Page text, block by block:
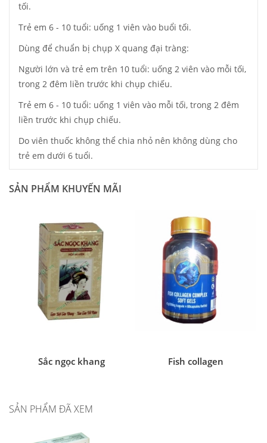
tối.
Trẻ em 6 - 10 tuổi: uống 1 viên vào buổi tối.
Dùng để chuẩn bị chụp X quang đại tràng:
Người lớn và trẻ em trên 10 tuổi: uống 2 viên vào mỗi tối,
trong 2 đêm liền trước khi chụp chiếu.
Trẻ em 6 - 10 tuổi: uống 1 viên vào mỗi tối, trong 2 đêm
liền trước khi chụp chiếu.
Do viên thuốc không thể chia nhỏ nên không dùng cho
trẻ em dưới 6 tuổi.
SẢN PHẨM KHUYẾN MÃI
Sắc ngọc khang Fish collagen
SẢN PHẨM ĐÃ XEM